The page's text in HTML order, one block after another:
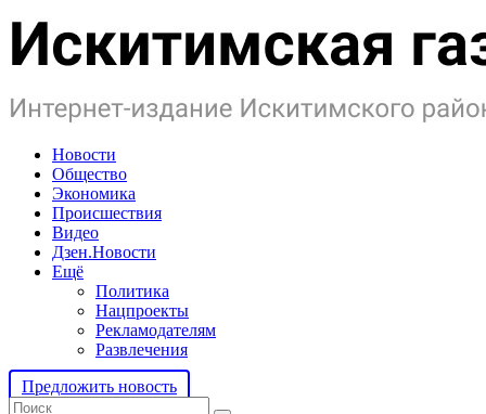
Новости
Общество
Экономика
Происшествия
Видео
Дзен.Новости
Ещё
Политика
Нацпроекты
Рекламодателям
Развлечения
Предложить новость